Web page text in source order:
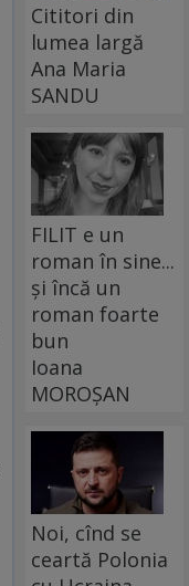
Cititori din
lumea largă
Ana Maria
SANDU
FILIT e un
roman în sine...
și încă un
roman foarte
bun
Ioana
MOROȘAN
Noi, cînd se
ceartă Polonia